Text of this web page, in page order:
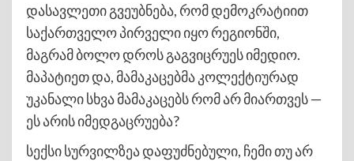
დასავლეთი გვეუბნება, რომ დემოკრატიით
საქართველო პირველი იყო რეგიონში,
მაგრამ ბოლო დროს გაგვიცრუეს იმედიო.
მაპატიეთ და, მამაკაცებმა კოლექტიურად
უკანალი სხვა მამაკაცებს რომ არ მიართვეს —
ეს არის იმედგაცრუება?
სექსი სურვილზეა დაფუძნებული, ჩემი თუ არ